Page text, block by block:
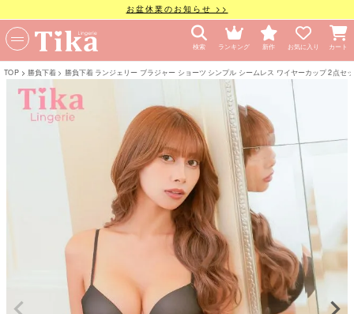
お盆休業のお知らせ >>
検索 ランキング 新作 お気に入り カート
TOP 勝負下着 勝負下着 ランジェリー ブラジャー ショーツ シンプル シームレス ワイヤーカップ 2点セ